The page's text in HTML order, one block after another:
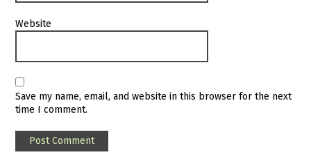
Website
Save my name, email, and website in this browser for the next
time I comment.